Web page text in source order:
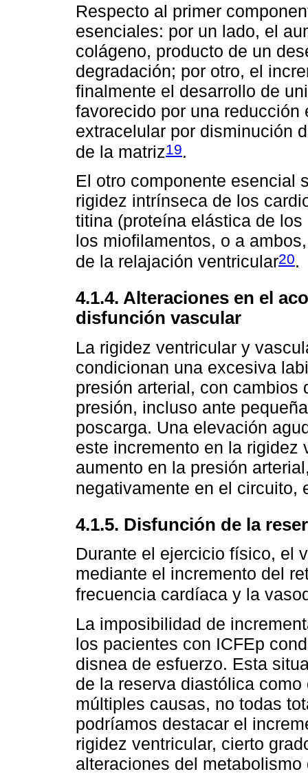
Respecto al primer
esenciales: por un lado, el
colágeno, producto de un
degradación; por otro, el
finalmente el desarrollo de
favorecido por una
extracelular por disminución
de la matriz19.
El otro componente esencial
rigidez intrínseca de los
titina (proteína elástica de
los miofilamentos, o a
de la relajación ventricular20.
4.1.4. Alteraciones en el
disfunción vascular
La rigidez ventricular y
condicionan una excesiva
presión arterial, con cambios
presión, incluso ante
poscarga. Una elevación
este incremento en la rigidez
aumento en la presión
negativamente en el circuito,
4.1.5. Disfunción de la
Durante el ejercicio físico, el
mediante el incremento del
frecuencia cardíaca y la
La imposibilidad de
los pacientes con ICFEp
disnea de esfuerzo. Esta
de la reserva diastólica
múltiples causas, no todas
podríamos destacar el
rigidez ventricular, cierto
alteraciones del metabolismo